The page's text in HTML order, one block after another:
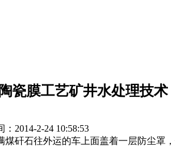
瓷膜工艺矿井水处理技术
2014-2-24 10:58:53
矸石往外运的车上面盖着一层防尘罩